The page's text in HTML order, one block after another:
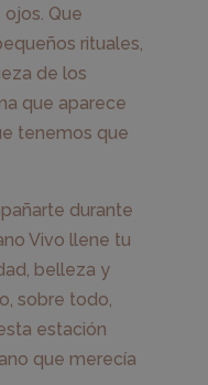
Que
rituales,
de los
que aparece
tenemos que
durante
Vivo llene tu
belleza y
sobre todo,
estación
que merecía